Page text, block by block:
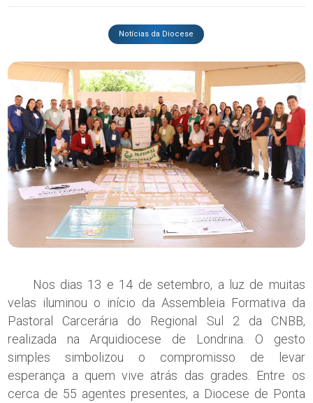
Notícias da Diocese
Nos dias 13 e 14 de setembro, a luz de muitas
velas iluminou o início da Assembleia Formativa da
Pastoral Carcerária do Regional Sul 2 da CNBB,
realizada na Arquidiocese de Londrina. O gesto
simples simbolizou o compromisso de levar
esperança a quem vive atrás das grades. Entre os
cerca de 55 agentes presentes, a Diocese de Ponta